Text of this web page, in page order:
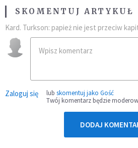
SKOMENTUJ ARTYKUŁ
Kard. Turkson: papież nie jest przeciw
Zaloguj się lub skomentuj jako Gość
Twój komentarz będzie
DODAJ